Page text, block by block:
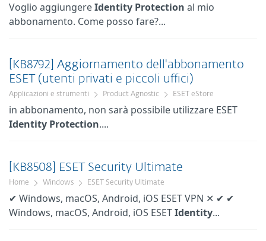
Voglio aggiungereIdentity Protection al mio
abbonamento. Come posso fare?...
[KB8792] Aggiornamento dell'abbonamento
ESET (utenti privati e piccoli uffici)
Applicazioni e strumenti Product Agnostic ESET eStore
in abbonamento, non sarà possibile utilizzare ESET
Identity Protection....
[KB8508] ESET Security Ultimate
Home Windows ESET Security Ultimate
✔ Windows, macOS, Android, iOS ESET VPN ✕ ✔ ✔
Windows, macOS, Android, iOS ESETIdentity...